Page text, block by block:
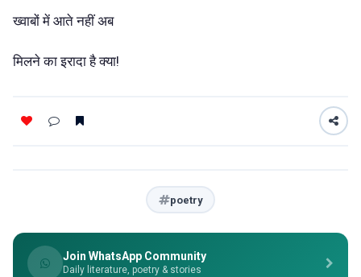
ख्वाबों में आते नहीं अब
मिलने का इरादा है क्या!
poetry
Join WhatsApp Community
Daily literature, poetry & stories